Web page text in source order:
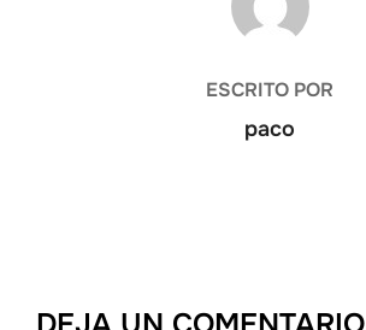
ESCRITO POR
paco